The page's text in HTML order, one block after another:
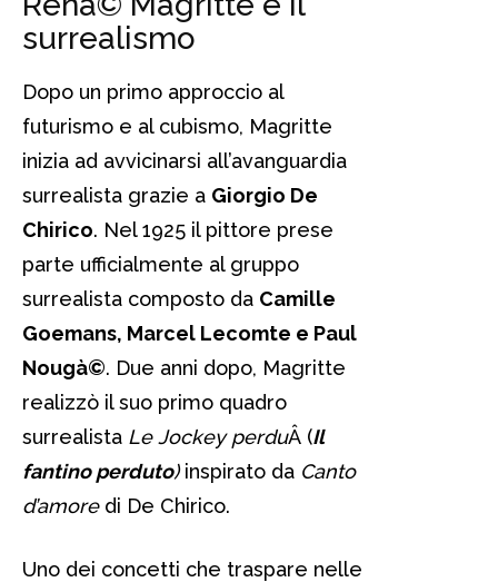
surrealismo
Dopo un primo approccio al
futurismo e al cubismo, Magritte
inizia ad avvicinarsi all’avanguardia
surrealista grazie a Giorgio De
Chirico. Nel 1925 il pittore prese
parte ufficialmente al gruppo
surrealista composto da Camille
Goemans, Marcel Lecomte e Paul
Nougà©. Due anni dopo, Magritte
realizzò il suo primo quadro
surrealista Le Jockey perduÂ (Il
fantino perduto)inspirato da Canto
d’amore di De Chirico.
Uno dei concetti che traspare nelle